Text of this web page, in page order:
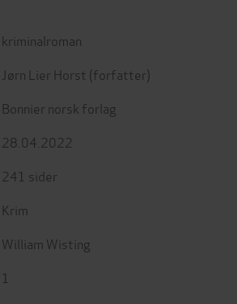
kriminalroman
Jørn Lier Horst (forfatter)
Bonnier norsk forlag
28.04.2022
241 sider
Krim
William Wisting
1